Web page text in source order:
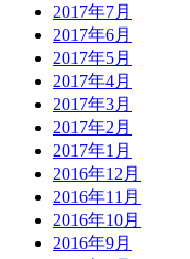
2017年7月
2017年6月
2017年5月
2017年4月
2017年3月
2017年2月
2017年1月
2016年12月
2016年11月
2016年10月
2016年9月